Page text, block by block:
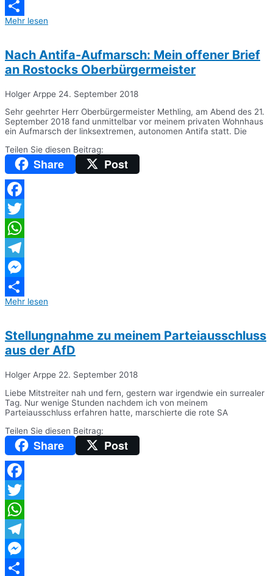
Messenger
Teilen
Mehr lesen
Nach Antifa-Aufmarsch: Mein offener Brief
an Rostocks Oberbürgermeister
Holger Arppe 24. September 2018
Sehr geehrter Herr Oberbürgermeister Methling, am Abend des 21.
September 2018 fand unmittelbar vor meinem privaten Wohnhaus
ein Aufmarsch der linksextremen, autonomen Antifa statt. Die
Teilen Sie diesen Beitrag:
Share Post
Facebook
Twitter
WhatsApp
Telegram
Messenger
Teilen
Mehr lesen
Stellungnahme zu meinem Parteiausschluss
aus der AfD
Holger Arppe 22. September 2018
Liebe Mitstreiter nah und fern, gestern war irgendwie ein surrealer
Tag. Nur wenige Stunden nachdem ich von meinem
Parteiausschluss erfahren hatte, marschierte die rote SA
Teilen Sie diesen Beitrag:
Share Post
Facebook
Twitter
WhatsApp
Telegram
Messenger